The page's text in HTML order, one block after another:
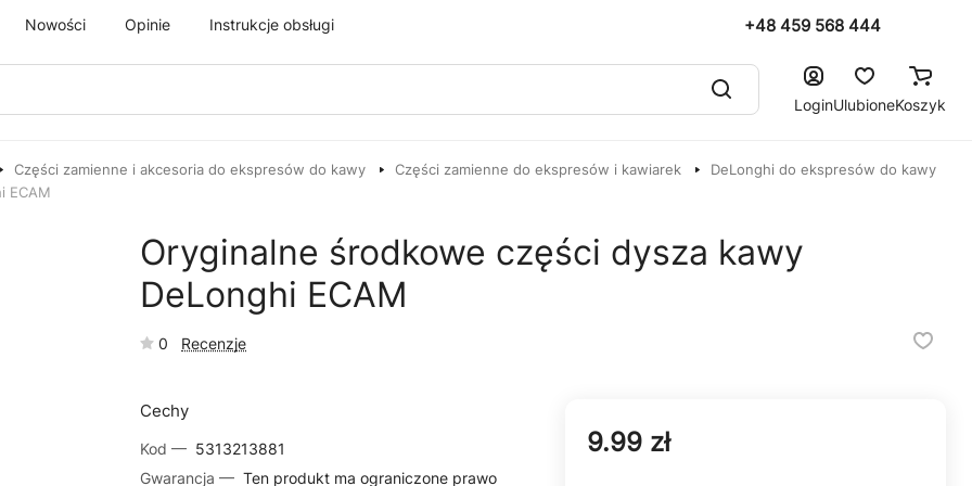
Nowości Opinie Instrukcje obsługi +48 459 568 444
LoginUlubioneKoszyk
Części zamienne i akcesoria do ekspresów do kawy Części zamienne do ekspresów i kawiarek
DeLonghi do ekspresów do kawy
ECAM
Oryginalne środkowe części dysza kawy
DeLonghi ECAM
0 Recenzje
Cechy
Kod — 5313213881
Gwarancja — Ten produkt ma ograniczone prawo
9.99 zł